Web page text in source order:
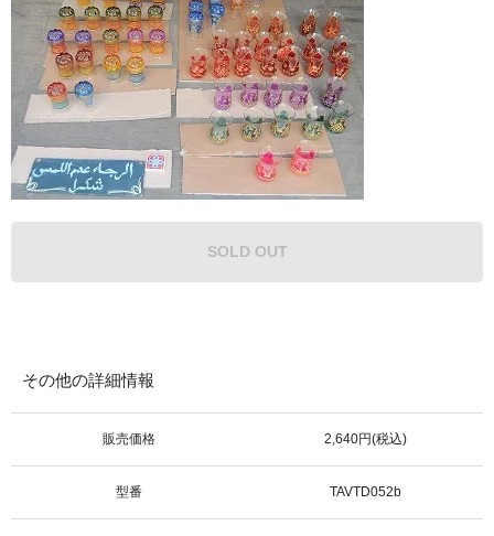
SOLD OUT
その他の詳細情報
販売価格 2,640円(税込)
型番 TAVTD052b